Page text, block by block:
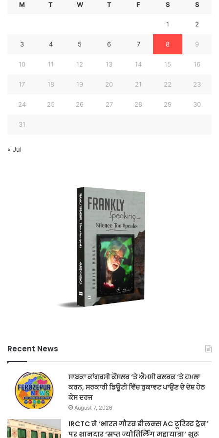
M T W T F S S
1 2
3 4 5 6 7 8 9
10 11 12 13 14 15 16
17 18 19 20 21 22 23
24 25 26 27 28 29 30
31
« Jul
Recent News
ਸਾਬਕਾ ਕਾਂਗਰਸੀ ਕੌਂਸਲਰ ‘ਤੇ ਐਮਸੀ ਕਲਰਕ ‘ਤੇ ਹਮਲਾ
ਕਰਨ, ਸਰਕਾਰੀ ਡਿਊਟੀ ਵਿੱਚ ਰੁਕਾਵਟ ਪਾਉਣ ਦੇ ਦੋਸ਼ ਹੇਠ
ਕੇਸ ਦਰਜ
August 7, 2026
IRCTC ने ‘भारत गौरव डीलक्स AC टूरिस्ट ट्रेन’
पर शानदार ‘सप्त ज्योतिर्लिंग महायात्रा’ शुरू